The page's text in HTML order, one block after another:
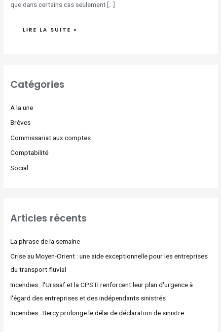
que dans certains cas seulement […]
LIRE LA SUITE »
Catégories
A la une
Brèves
Commissariat aux comptes
Comptabilité
Social
Articles récents
La phrase de la semaine
Crise au Moyen-Orient : une aide exceptionnelle pour les entreprises
du transport fluvial
Incendies : l'Urssaf et la CPSTI renforcent leur plan d'urgence à
l'égard des entreprises et des indépendants sinistrés
Incendies : Bercy prolonge le délai de déclaration de sinistre